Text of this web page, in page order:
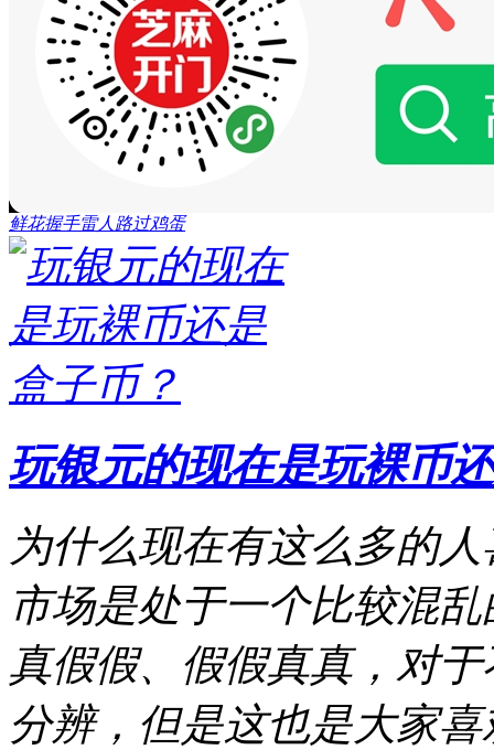
鲜花握手雷人 路过鸡蛋
玩银元的现在是玩裸币
为什么现在有这么多的
市场是处于一个比较混
真假假、假假真真，对
分辨，但是这也是大家